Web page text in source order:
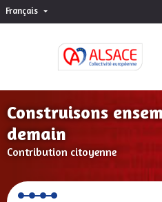
Français Choisir la langue
Construisons
demain
Contribution citoyenne